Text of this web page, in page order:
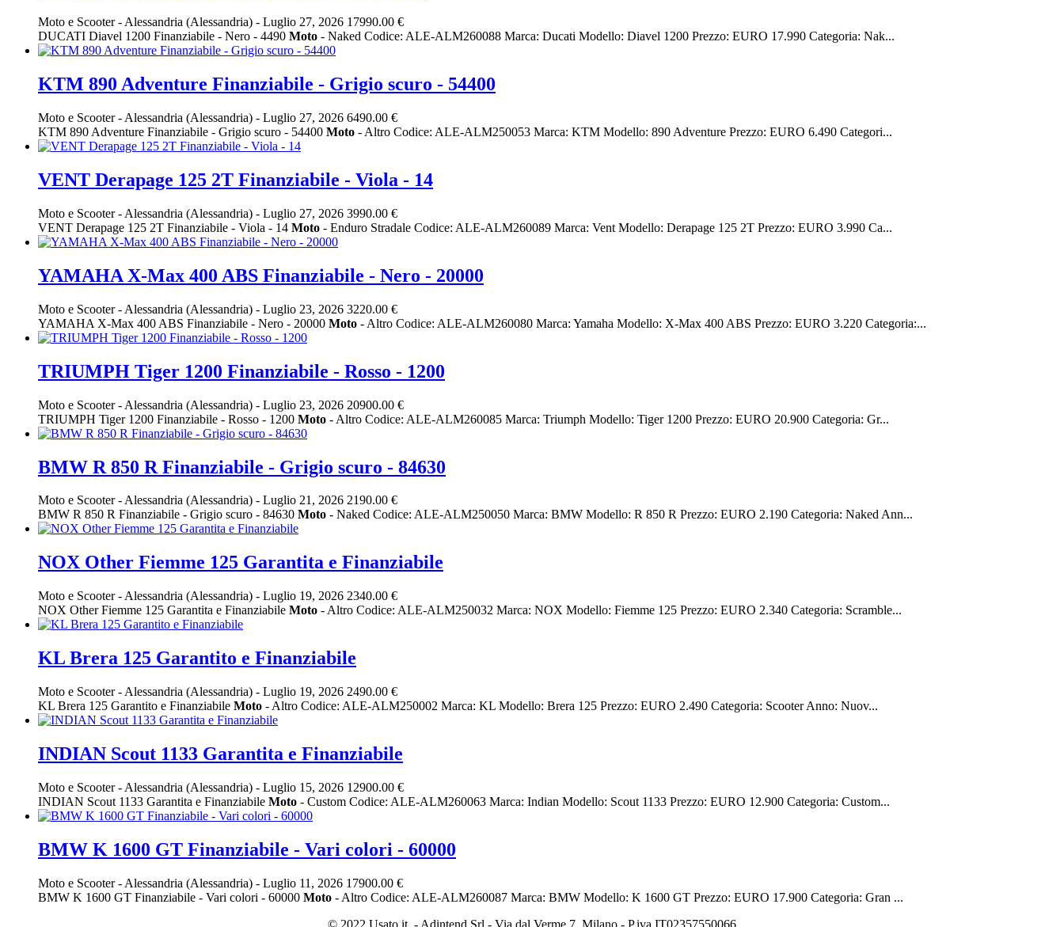
Moto e Scooter-Alessandria (Alessandria) - Luglio 27, 2026 17990.00 €
DUCATI Diavel 1200 Finanziabile - Nero - 4490 Moto - Naked Codice: ALE-ALM260088 Marca: Ducati Modello: Diavel 1200 Prezzo: EURO 17.990 Categoria: Nak...
KTM 890 Adventure Finanziabile - Grigio scuro - 54400
Moto e Scooter- Alessandria (Alessandria) - Luglio 27, 2026 6490.00 €
KTM 890 Adventure Finanziabile - Grigio scuro - 54400 Moto - Altro Codice: ALE-ALM250053 Marca: KTM Modello: 890 Adventure Prezzo: EURO 6.490 Categori...
VENT Derapage 125 2T Finanziabile - Viola - 14
Moto e Scooter- Alessandria (Alessandria) - Luglio 27, 2026 3990.00 €
VENT Derapage 125 2T Finanziabile - Viola - 14 Moto - Enduro Stradale Codice: ALE-ALM260089 Marca: Vent Modello: Derapage 125 2T Prezzo: EURO 3.990 Ca...
YAMAHA X-Max 400 ABS Finanziabile - Nero - 20000
Moto e Scooter- Alessandria (Alessandria) - Luglio 23, 2026 3220.00 €
YAMAHA X-Max 400 ABS Finanziabile - Nero - 20000 Moto - Altro Codice: ALE-ALM260080 Marca: Yamaha Modello: X-Max 400 ABS Prezzo: EURO 3.220 Categoria:...
TRIUMPH Tiger 1200 Finanziabile - Rosso - 1200
Moto e Scooter- Alessandria (Alessandria) - Luglio 23, 2026 20900.00 €
TRIUMPH Tiger 1200 Finanziabile - Rosso - 1200 Moto - Altro Codice: ALE-ALM260085 Marca: Triumph Modello: Tiger 1200 Prezzo: EURO 20.900 Categoria: Gr...
BMW R 850 R Finanziabile - Grigio scuro - 84630
Moto e Scooter-Alessandria (Alessandria) - Luglio 21, 2026 2190.00 €
BMW R 850 R Finanziabile - Grigio scuro - 84630 Moto - Naked Codice: ALE-ALM250050 Marca: BMW Modello: R 850 R Prezzo: EURO 2.190 Categoria: Naked Ann...
NOX Other Fiemme 125 Garantita e Finanziabile
Moto e Scooter- Alessandria (Alessandria) - Luglio 19, 2026 2340.00 €
NOX Other Fiemme 125 Garantita e Finanziabile Moto - Altro Codice: ALE-ALM250032 Marca: NOX Modello: Fiemme 125 Prezzo: EURO 2.340 Categoria: Scramble...
KL Brera 125 Garantito e Finanziabile
Moto e Scooter- Alessandria (Alessandria) - Luglio 19, 2026 2490.00 €
KL Brera 125 Garantito e Finanziabile Moto - Altro Codice: ALE-ALM250002 Marca: KL Modello: Brera 125 Prezzo: EURO 2.490 Categoria: Scooter Anno: Nuov...
INDIAN Scout 1133 Garantita e Finanziabile
Moto e Scooter- Alessandria (Alessandria) - Luglio 15, 2026 12900.00 €
INDIAN Scout 1133 Garantita e Finanziabile Moto - Custom Codice: ALE-ALM260063 Marca: Indian Modello: Scout 1133 Prezzo: EURO 12.900 Categoria: Custom...
BMW K 1600 GT Finanziabile - Vari colori - 60000
Moto e Scooter- Alessandria (Alessandria) - Luglio 11, 2026 17900.00 €
BMW K 1600 GT Finanziabile - Vari colori - 60000 Moto - Altro Codice: ALE-ALM260087 Marca: BMW Modello: K 1600 GT Prezzo: EURO 17.900 Categoria: Gran ...
© 2022 Usato it. - Adintend Srl - Via dal Verme 7, Milano - P.iva IT02357550066